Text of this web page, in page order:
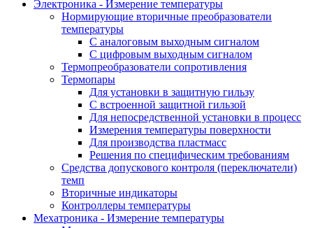
Электроника - Измерение температуры
Нормирующие вторичные преобразователи
температуры
С аналоговым выходным сигналом
С цифровым выходным сигналом
Термопреобразователи сопротивления
Термопары
Для установки в защитную гильзу
С встроенной защитной гильзой
Для непосредственной установки в процесс
Измерения температуры поверхности
Для производства пластмасс
Решения по специфическим требованиям
Средства допускового контроля (переключатели)
темп
Вторичные индикаторы
Контроллеры температуры
Мехатроника - Измерение температуры